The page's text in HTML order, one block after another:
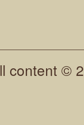
content ©